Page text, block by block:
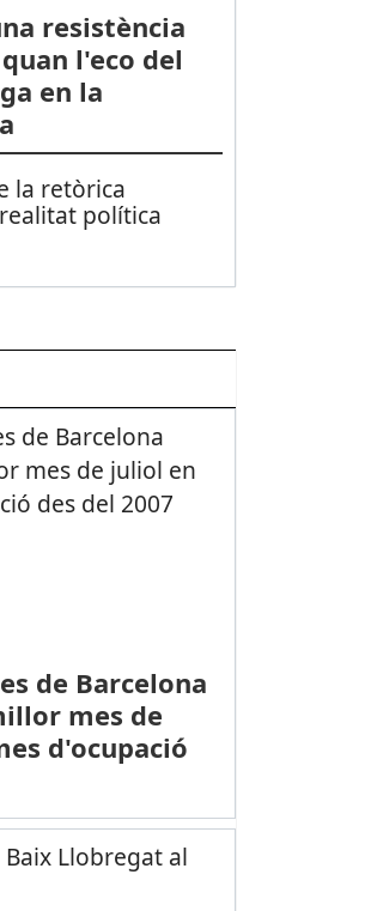
resistència
l'eco del
en la
la retòrica
política
de Barcelona
mes de
d'ocupació